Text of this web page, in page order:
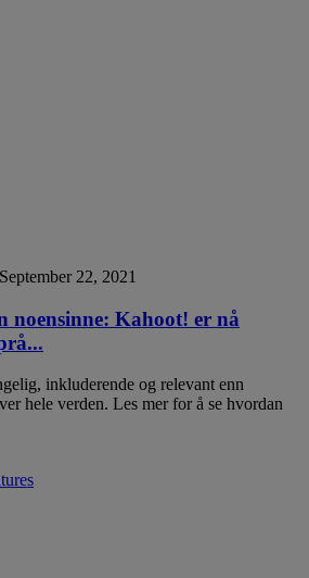
September 22, 2021
noensinne: Kahoot! er nå
inkluderende og relevant enn
hele verden. Les mer for å se hvordan